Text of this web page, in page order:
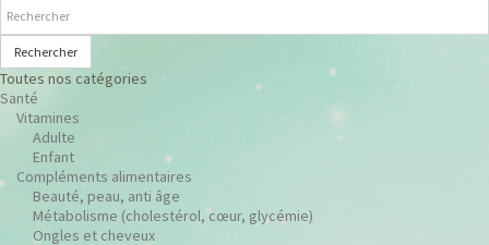
Rechercher
Toutes nos catégories
Santé
Vitamines
Adulte
Enfant
Compléments alimentaires
Beauté, peau, anti âge
Métabolisme (cholestérol, cœur, glycémie)
Ongles et cheveux